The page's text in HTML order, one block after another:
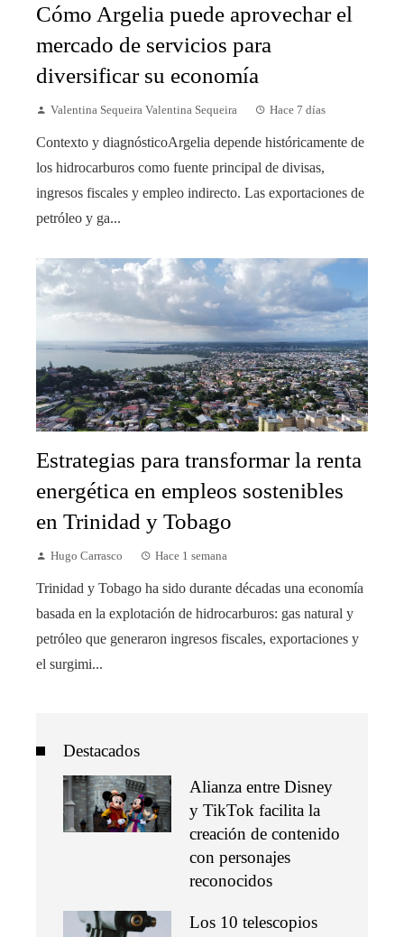
Cómo Argelia puede aprovechar el
mercado de servicios para
diversificar su economía
Valentina Sequeira Valentina Sequeira Hace 7 días
Contexto y diagnósticoArgelia depende históricamente de
los hidrocarburos como fuente principal de divisas,
ingresos fiscales y empleo indirecto. Las exportaciones de
petróleo y ga...
Estrategias para transformar la renta
energética en empleos sostenibles
en Trinidad y Tobago
Hugo Carrasco Hace 1 semana
Trinidad y Tobago ha sido durante décadas una economía
basada en la explotación de hidrocarburos: gas natural y
petróleo que generaron ingresos fiscales, exportaciones y
el surgimi...
Destacados
Alianza entre Disney
y TikTok facilita la
creación de contenido
con personajes
reconocidos
Los 10 telescopios